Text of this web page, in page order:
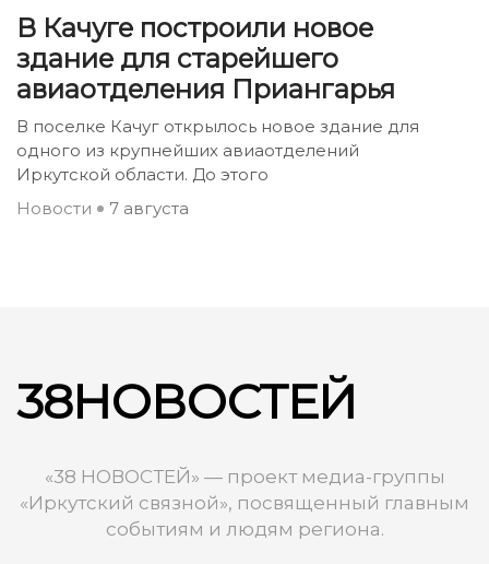
В Качуге построили новое
здание для старейшего
авиаотделения Приангарья
В поселке Качуг открылось новое здание для
одного из крупнейших авиаотделений
Иркутской области. До этого
Новости
7 августа
38НОВОСТЕЙ
«38 НОВОСТЕЙ» — проект медиа-группы
«Иркутский связной», посвященный главным
событиям и людям региона.